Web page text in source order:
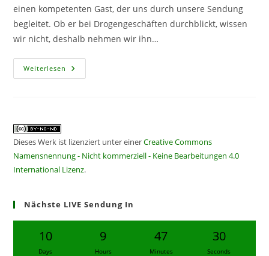
einen kompetenten Gast, der uns durch unsere Sendung
begleitet. Ob er bei Drogengeschäften durchblickt, wissen
wir nicht, deshalb nehmen wir ihn…
Weiterlesen CF305
–
Dieses Werk ist lizenziert unter einerCreative Commons
Namensnennung - Nicht kommerziell - Keine Bearbeitungen 4.0
International Lizenz.
Nächste LIVE Sendung In
10
Days
9
Hours
47
Minutes
30
Seconds